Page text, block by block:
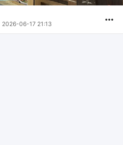
2026-06-17 21:13